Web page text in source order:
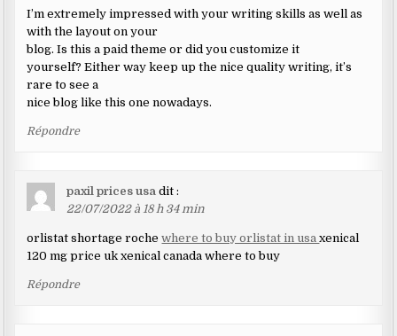
I’m extremely impressed with your writing skills as well as
with the layout on your
blog. Is this a paid theme or did you customize it
yourself? Either way keep up the nice quality writing, it’s
rare to see a
nice blog like this one nowadays.
Répondre
paxil prices usa dit :
22/07/2022 à 18 h 34 min
orlistat shortage rochewhere to buy orlistat in usaxenical
120 mg price uk xenical canada where to buy
Répondre